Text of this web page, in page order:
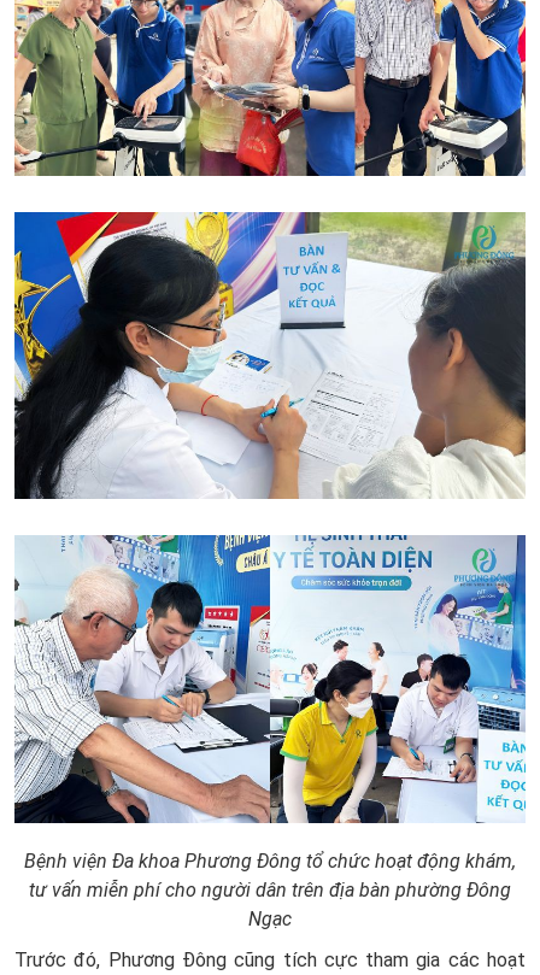
Bệnh viện Đa khoa Phương Đông tổ chức hoạt động khám,
tư vấn miễn phí cho người dân trên địa bàn phường Đông
Ngạc
Trước đó, Phương Đông cũng tích cực tham gia các hoạt